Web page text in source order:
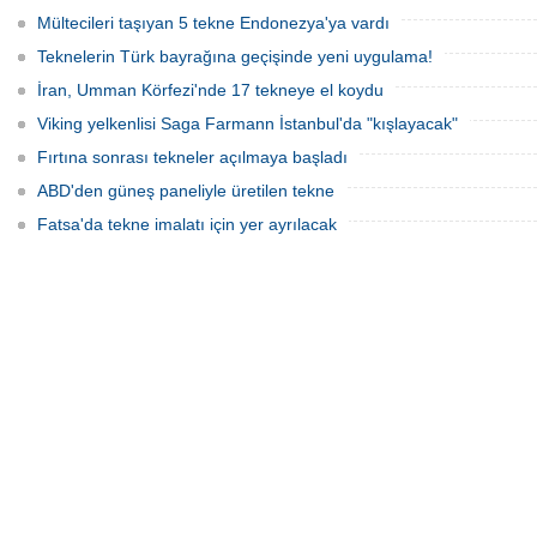
Mültecileri taşıyan 5 tekne Endonezya'ya vardı
Teknelerin Türk bayrağına geçişinde yeni uygulama!
İran, Umman Körfezi'nde 17 tekneye el koydu
Viking yelkenlisi Saga Farmann İstanbul'da "kışlayacak"
Fırtına sonrası tekneler açılmaya başladı
ABD'den güneş paneliyle üretilen tekne
Fatsa'da tekne imalatı için yer ayrılacak